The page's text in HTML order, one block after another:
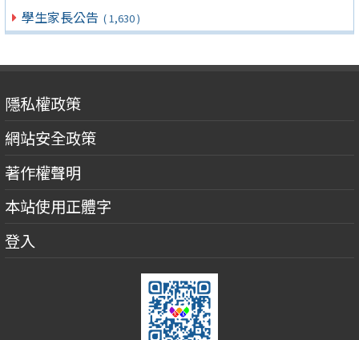
學生家長公告 ( 1,630 )
隱私權政策
網站安全政策
著作權聲明
本站使用正體字
登入